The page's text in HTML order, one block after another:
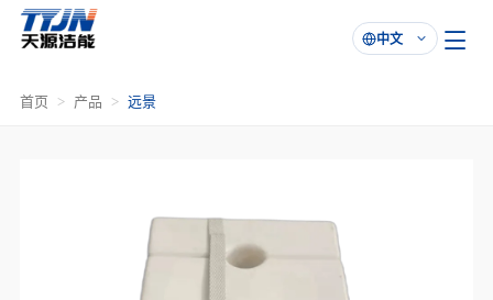

中文
首页 产品 远景